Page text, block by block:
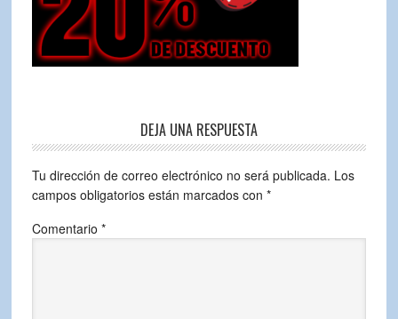
DEJA UNA RESPUESTA
Tu dirección de correo electrónico no será publicada. Los
campos obligatorios están marcados con *
Comentario *